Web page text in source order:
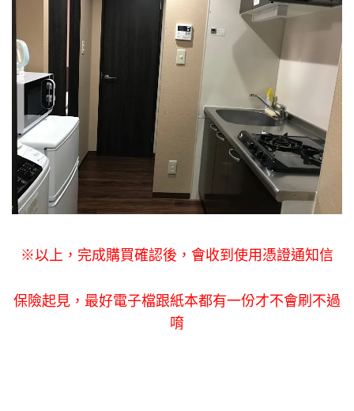
※以上，完成購買確認後，會收到使用憑證通知信
保險起見，最好電子檔跟紙本都有一份才不會刷不過
唷